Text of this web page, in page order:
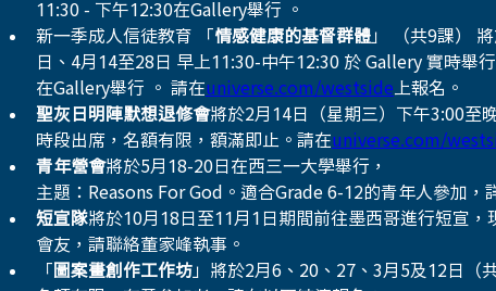
11:30 - 下午12:30在Gallery舉行 。
新一季成人信徒教育 「情感健康的基督群體 」 （共9課）
日、4月14至28日 早上11:30-中午12:30 於 Gallery 實時舉
在Gallery舉行 。 請在universe.com/westside 上報名。
聖灰日明陣默想退修會將於2月14日（星期三）下午3:00至
時段出席，名額有限，額滿即止。請在universe.com/
青年營會將於5月18-20日在西三一大學舉行，
主題：Reasons For God。適合Grade 6-12的青年人參加，
短宣隊將於10月18日至11月1日期間前往墨西哥進行短宣，
會友，請聯絡董家峰執事。
「 圖案畫創作工作坊 」將於2月6、20、27、3月5及12日（